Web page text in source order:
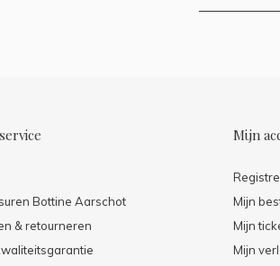
Bottine Aarschot
& retourneren
Mijn
Mijn
Mijn
Mijn